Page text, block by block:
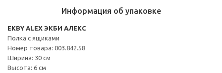
Информация об упаковке
EKBY ALEX ЭКБИ АЛЕКС
Полка с ящиками
Номер товара: 003.842.58
Ширина: 30 см
Высота: 6 см